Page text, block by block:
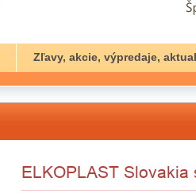
Zľavy, akcie, výpredaje,